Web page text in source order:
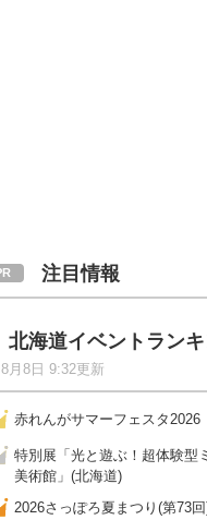
注目情報
北海道イベントラン
8月8日 9:32更新
赤れんがサマーフェスタ2026
特別展「光と遊ぶ！超体験
美術館」(北海道)
2026さっぽろ夏まつり(第73